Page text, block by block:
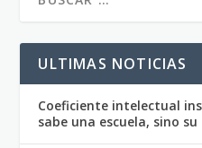
ULTIMAS NOTICIAS
Coeficiente intelectual
sabe una escuela, sino